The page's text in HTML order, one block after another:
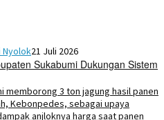
Nyolok21 Juli 2026
Sukabumi Dukungan Sistem